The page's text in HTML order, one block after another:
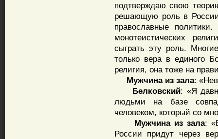
подтверждаю свою
решающую роль в
православные
монотеистических
сыграть эту роль.
только вера в единого
религия, она тоже на
Мужчина из зала:
Белковский: «Я
людьми на базе
человеком, который со
Мужчина иззала:
России придут через